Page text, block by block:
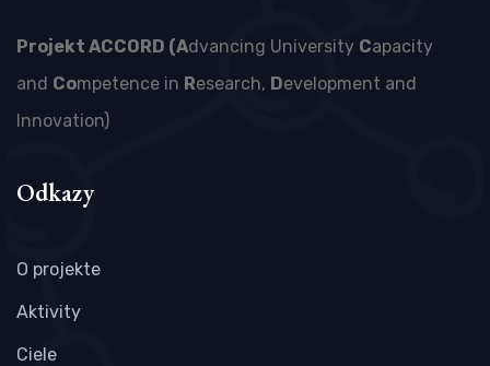
Projekt ACCORD (Advancing University Capacity
and Competence in Research, Development and
Innovation)
Odkazy
O projekte
Aktivity
Ciele